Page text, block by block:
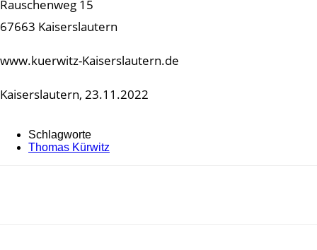
Rauschenweg 15
67663 Kaiserslautern
www.kuerwitz-Kaiserslautern.de
Kaiserslautern, 23.11.2022
Schlagworte
Thomas Kürwitz